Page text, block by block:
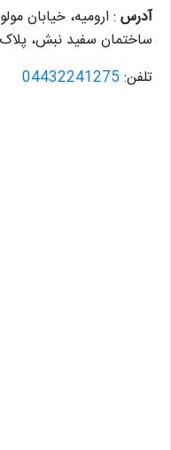
آدرس : ارومیه، خیابان
ساختمان سفید نبش، پلاک 64
تلفن: